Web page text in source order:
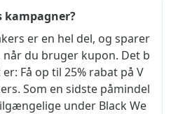
kampagner?
er en hel del, og sparer
når du bruger kupon. Det b
Få op til 25% rabat på V
Som en sidste påmindel
under Black We